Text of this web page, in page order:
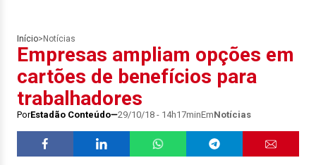
Início> Notícias
Empresas ampliam opções em
cartões de benefícios para
trabalhadores
PorEstadão Conteúdo 29/10/18 - 14h17minEmNotícias